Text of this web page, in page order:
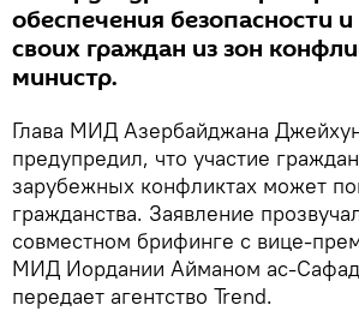
обеспечения безопасности
своих граждан из зон
министр.
Глава МИД Азербайджана
предупредил, что участие
зарубежных конфликтах может
гражданства. Заявление
совместном брифинге с
МИД Иордании Айманом
передает агентство Trend.